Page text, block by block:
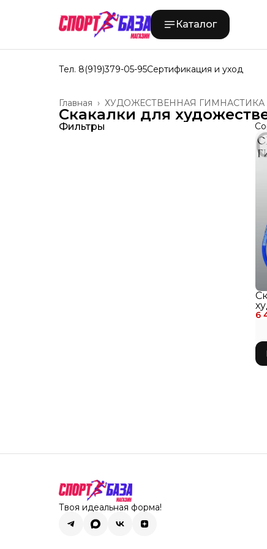
Каталог
Тел. 8(919)379-05-95Сертификация и уход
ХУДОЖЕСТВЕННАЯ ГИМНАСТИКА
Главная ›
Скакалки для
Фильтры
6
Твоя идеальная форма!